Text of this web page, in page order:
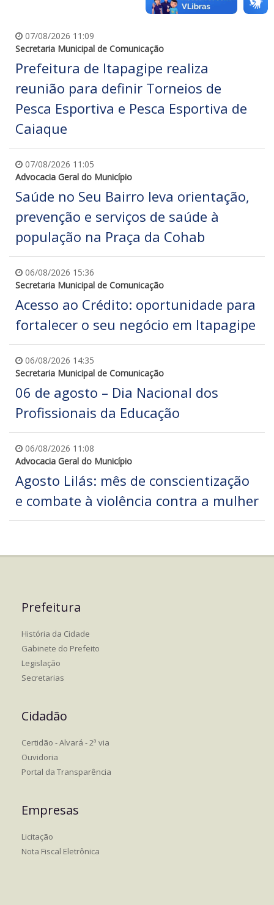
07/08/2026 11:09
Secretaria Municipal de Comunicação
Prefeitura de Itapagipe realiza
reunião para definir Torneios de
Pesca Esportiva e Pesca Esportiva de
Caiaque
07/08/2026 11:05
Advocacia Geral do Município
Saúde no Seu Bairro leva orientação,
prevenção e serviços de saúde à
população na Praça da Cohab
06/08/2026 15:36
Secretaria Municipal de Comunicação
Acesso ao Crédito: oportunidade para
fortalecer o seu negócio em Itapagipe
06/08/2026 14:35
Secretaria Municipal de Comunicação
06 de agosto – Dia Nacional dos
Profissionais da Educação
06/08/2026 11:08
Advocacia Geral do Município
Agosto Lilás: mês de conscientização
e combate à violência contra a mulher
Prefeitura
História da Cidade
Gabinete do Prefeito
Legislação
Secretarias
Cidadão
Certidão - Alvará - 2ª via
Ouvidoria
Portal da Transparência
Empresas
Licitação
Nota Fiscal Eletrônica